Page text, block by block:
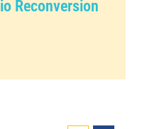
Reconversion